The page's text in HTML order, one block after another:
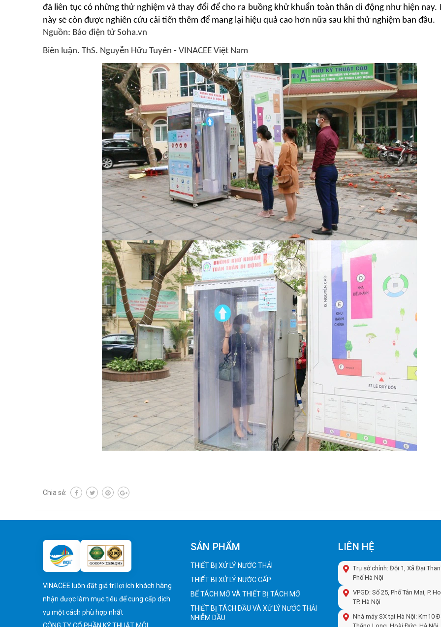
đã liên tục có những thử nghiệm và thay đổi để cho ra buồng khử khuẩn toàn thân di động như hiện nay.
này sẽ còn được nghiên cứu cải tiến thêm để mang lại hiệu quả cao hơn nữa sau khi thử nghiệm ban đầu.
Nguồn: Báo điện tử Soha.vn
Biên luận. ThS. Nguyễn Hữu Tuyên - VINACEE Việt Nam
Chia sẻ:
VINACEE luôn đặt giá trị lợi ích khách hàng
nhận được làm mục tiêu để cung cấp dịch
vụ một cách phù hợp nhất
SẢN PHẨM
THIẾT BỊ XỬ LÝ NƯỚC THẢI
THIẾT BỊ XỬ LÝ NƯỚC CẤP
BỂ TÁCH MỠ VÀ THIẾT BỊ TÁCH MỠ
THIẾT BỊ TÁCH DẦU VÀ XỬ LÝ NƯỚC THẢI
NHIỄM DẦU
LIÊN HỆ
Trụ sở chính: Đội 1, Xã Đại
Phố Hà Nội
VPGD: Số 25, Phố Tân Mai, P.
TP. Hà Nội
Nhà máy SX tại Hà Nội: Km10